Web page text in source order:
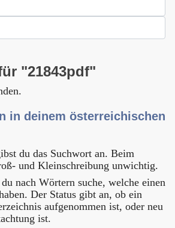
"21843pdf"
in deinem österreichischen
du das Suchwort an. Beim
und Kleinschreibung unwichtig.
nach Wörtern suche, welche einen
Der Status gibt an, ob ein
aufgenommen ist, oder neu
ist.